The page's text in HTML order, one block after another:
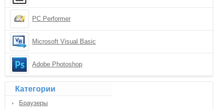
PC Performer
Microsoft Visual Basic
Adobe Photoshop
Категории
Браузеры